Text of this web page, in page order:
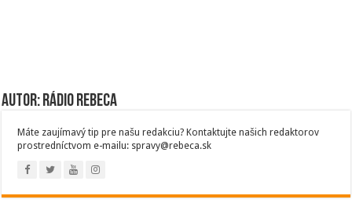
Autor: Rádio Rebeca
Máte zaujímavý tip pre našu redakciu? Kontaktujte našich redaktorov
prostredníctvom e-mailu: spravy@rebeca.sk